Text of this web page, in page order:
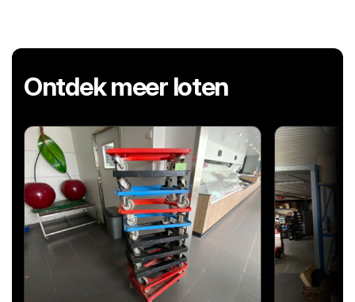
Ontdek meer loten